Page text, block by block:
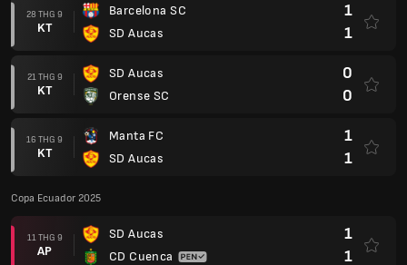
28 THG 9
KT
Barcelona SC
SD Aucas
1
1
21 THG 9
KT
SD Aucas
Orense SC
0
0
16 THG 9
KT
Manta FC
SD Aucas
1
1
Copa Ecuador 2025
11 THG 9
AP
SD Aucas
CD Cuenca
1
1